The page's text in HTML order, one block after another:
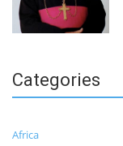
Categories
Africa